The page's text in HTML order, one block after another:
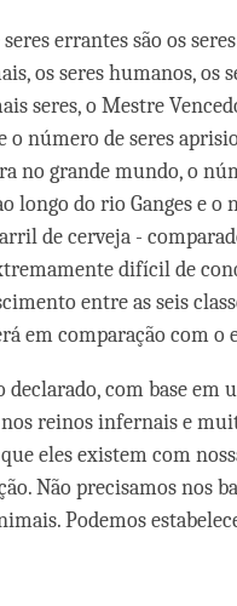
seres errantes são os
os seres humanos, os
seres, o Mestre
o número de seres
no grande mundo, o
longo do rio Ganges e
de cerveja -
difícil de
entre as seis
em comparação com
com base em
reinos infernais e
eles existem com
Não precisamos nos
Podemos